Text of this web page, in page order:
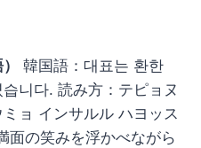
韓国語：대표는 환한
니다. 読み方：テピョヌ
ョ インサルル ハヨッス
面の笑みを浮かべながら